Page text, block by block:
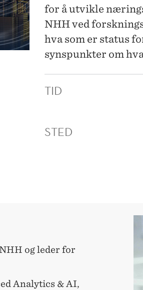
for å utvikle
NHH ved
hva som er status
synspunkter om
TID
STED
og leder for
Analytics & AI,